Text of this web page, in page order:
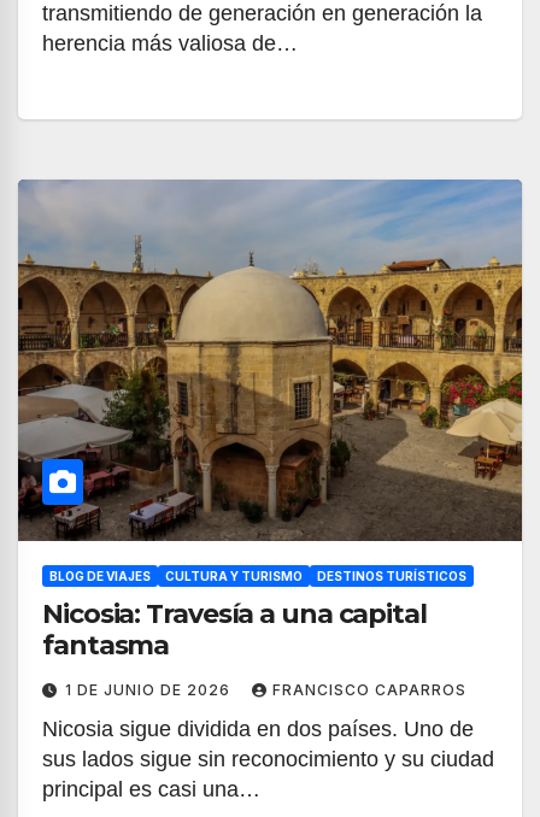
transmitiendo de generación en generación la
herencia más valiosa de…
BLOG DE VIAJES CULTURA Y TURISMO DESTINOS TURÍSTICOS
Nicosia: Travesía a una capital
fantasma
1 DE JUNIO DE 2026 FRANCISCO CAPARROS
Nicosia sigue dividida en dos países. Uno de
sus lados sigue sin reconocimiento y su ciudad
principal es casi una…